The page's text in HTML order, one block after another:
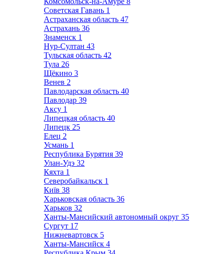
Советская Гавань 1
Астраханская область 47
Астрахань 36
Знаменск 1
Нур-Султан 43
Тульская область 42
Тула 26
Щёкино 3
Венев 2
Павлодарская область 40
Павлодар 39
Аксу 1
Липецкая область 40
Липецк 25
Елец 2
Усмань 1
Республика Бурятия 39
Улан-Удэ 32
Кяхта 1
Северобайкальск 1
Київ 38
Харьковская область 36
Харьков 32
Ханты-Мансийский автономный округ 35
Сургут 17
Нижневартовск 5
Ханты-Мансийск 4